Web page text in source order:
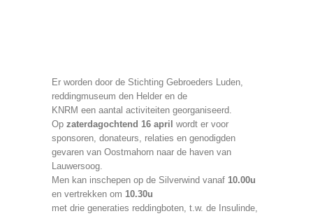
Er worden door de Stichting Gebroeders Luden,
reddingmuseum den Helder en de
KNRM een aantal activiteiten georganiseerd.
Op zaterdagochtend 16 april wordt er voor
sponsoren, donateurs, relaties en genodigden
gevaren van Oostmahorn naar de haven van
Lauwersoog.
Men kan inschepen op de Silverwind vanaf 10.00u
en vertrekken om 10.30u
met drie generaties reddingboten, t.w. de Insulinde,